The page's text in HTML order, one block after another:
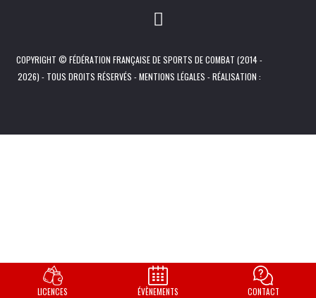
COPYRIGHT © FÉDÉRATION FRANÇAISE DE SPORTS DE COMBAT (2014 -
2026) - TOUS DROITS RÉSERVÉS -MENTIONS LÉGALES - RÉALISATION :
LICENCES ÉVÈNEMENTS CONTACT